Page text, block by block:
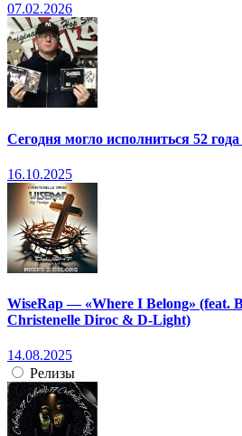
07.02.2026
Сегодня могло исполниться 52
16.10.2025
WiseRap — «Where I Belong» (feat.
Christenelle Diroc & D-Light)
14.08.2025
Релизы